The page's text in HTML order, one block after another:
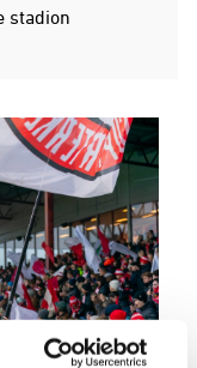
stadion